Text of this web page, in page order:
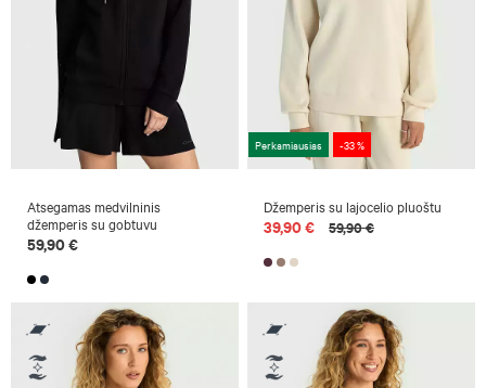
Atsegamas medvilninis
džemperis su gobtuvu
59,90 €
Perkamiausias -33 %
Džemperis su lajocelio pluoštu
39,90 € 59,90 €